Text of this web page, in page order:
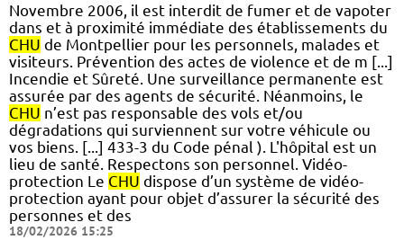
Novembre 2006, il est interdit de fumer et de vapoter
dans et à proximité immédiate des établissements du
CHU de Montpellier pour les personnels, malades et
visiteurs. Prévention des actes de violence et de m [...]
Incendie et Sûreté. Une surveillance permanente est
assurée par des agents de sécurité. Néanmoins, le
CHU n’est pas responsable des vols et/ou
dégradations qui surviennent sur votre véhicule ou
vos biens. [...] 433-3 du Code pénal ). L'hôpital est un
lieu de santé. Respectons son personnel. Vidéo-
protection Le CHU dispose d’un système de vidéo-
protection ayant pour objet d’assurer la sécurité des
personnes et des
18/02/2026 15:25